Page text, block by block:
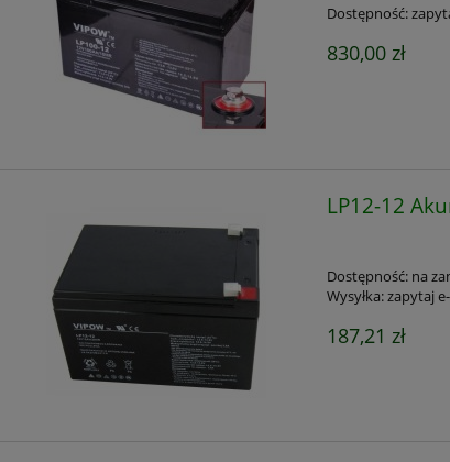
Dostępność:
830,00 zł
LP12-12
Dostępność: na
Wysyłka:zapytaj
187,21 zł